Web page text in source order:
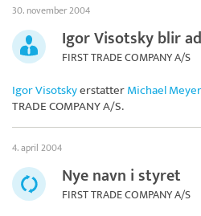
30. november 2004
Igor Visotsky blir
FIRST TRADE COMPANY A/S
Igor VisotskyerstatterMichael Meyer
TRADE COMPANY A/S.
4. april 2004
Nye navn i styret
FIRST TRADE COMPANY A/S